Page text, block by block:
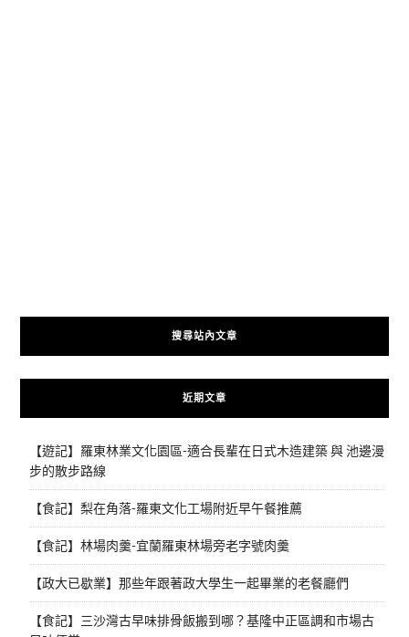
搜尋站內文章
近期文章
【遊記】羅東林業文化園區-適合長輩在日式木造建築 與 池邊漫
步的散步路線
【食記】梨在角落-羅東文化工場附近早午餐推薦
【食記】林場肉羹-宜蘭羅東林場旁老字號肉羹
【政大已歇業】那些年跟著政大學生一起畢業的老餐廳們
【食記】三沙灣古早味排骨飯搬到哪？基隆中正區調和市場古